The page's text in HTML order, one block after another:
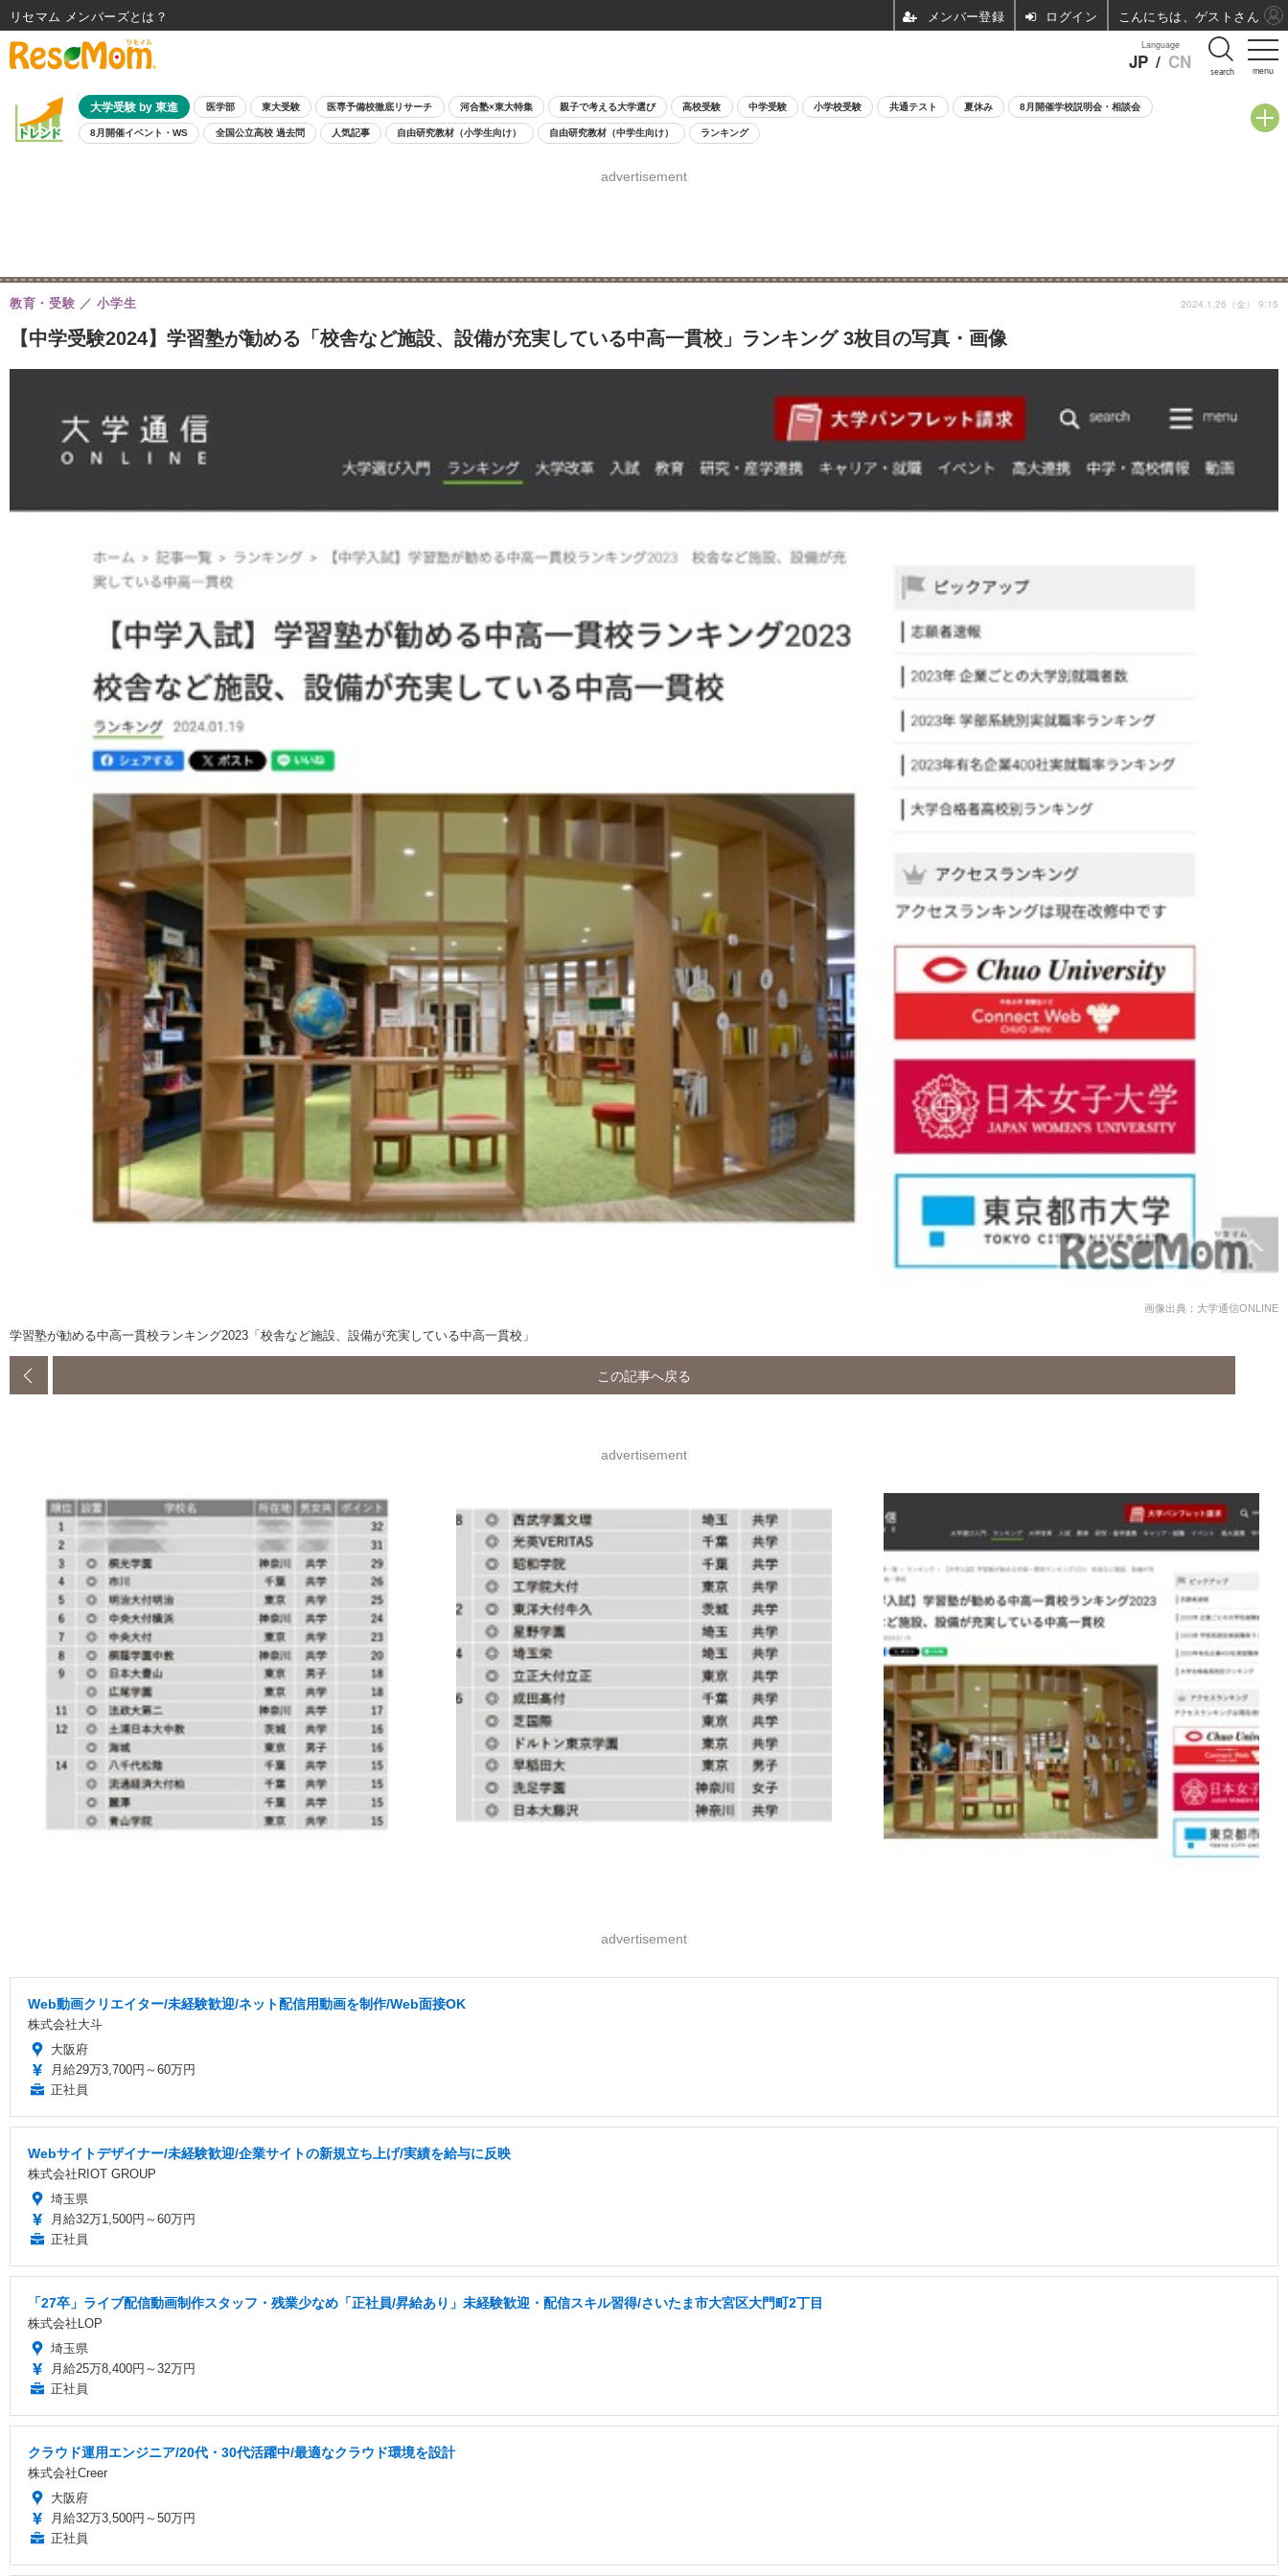
menu
Language
JP / CN search
大学受験 by 東進 医学部 東大受験 医専予備校徹底リサーチ 河合塾×東大特集 親子で考える大学選び 高校受験 中学受験 小学校受験 共通テスト 夏休み 8月開催学校説明会・相談会
8月開催イベント・WS 全国公立高校 過去問 人気記事 自由研究教材（小学生向け） 自由研究教材（中学生向け） ランキング
advertisement
【中学受験2024】学習塾が勧める「校舎など施設、設備が充実している中高一貫校」ランキング 3枚目の写真・画像
教育・受験 小学生 2024.1.26（金） 9:15
画像出典：大学通信ONLINE
学習塾が勧める中高一貫校ランキング2023「校舎など施設、設備が充実している中高一貫校」
この記事へ戻る
advertisement
advertisement
Web動画クリエイター/未経験歓迎/ネット配信用動画を制作/Web面接OK
株式会社大斗
大阪府
月給29万3,700円～60万円
正社員
Webサイトデザイナー/未経験歓迎/企業サイトの新規立ち上げ/実績を給与に反映
株式会社RIOT GROUP
埼玉県
月給32万1,500円～60万円
正社員
「27卒」ライブ配信動画制作スタッフ・残業少なめ「正社員/昇給あり」未経験歓迎・配信スキル習得/さいたま市大宮区大門町2丁目
株式会社LOP
埼玉県
月給25万8,400円～32万円
正社員
クラウド運用エンジニア/20代・30代活躍中/最適なクラウド環境を設計
株式会社Creer
大阪府
月給32万3,500円～50万円
正社員
リセマム メンバーズ ログイン こんにちは、ゲストさん